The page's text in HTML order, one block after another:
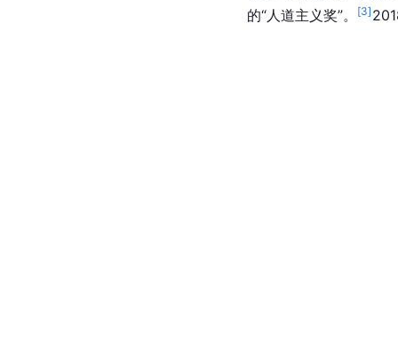
的“人道主义奖”。
[3]